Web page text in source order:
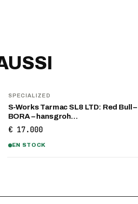
SPECIALIZED
S-Works Tarmac SL8 LTD: Red Bull –
BORA – hansgroh…
€ 17.000
EN STOCK